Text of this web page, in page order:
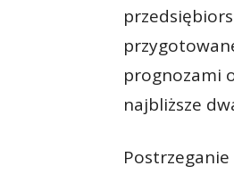
prognozami
najbliższe